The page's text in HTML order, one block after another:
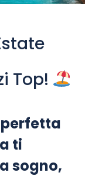
Top!
ti
sogno,